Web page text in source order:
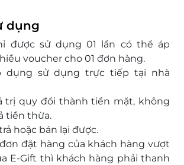
dụng
được sử dụng 01 lần có thể áp
voucher cho 01 đơn hàng.
dụng sử dụng trực tiếp tại nhà
trị quy đổi thành tiền mặt, không
tiền thừa.
hoặc bán lại được.
đặt hàng của khách hàng vượt
E-Gift thì khách hàng phải thanh